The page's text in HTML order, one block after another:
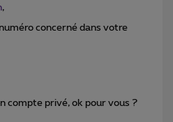
,
concerné dans votre
compte privé, ok pour vous ?